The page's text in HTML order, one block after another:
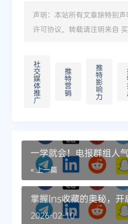
声明：本站所有文章除特别
许可协议。转载请注明来自
社
交
媒
体
推
广
推
特
营
销
推
特
影
响
力
一学就会！电报群组人
« 上一篇
掌握Ins收藏的奥秘，开
2026-02-10